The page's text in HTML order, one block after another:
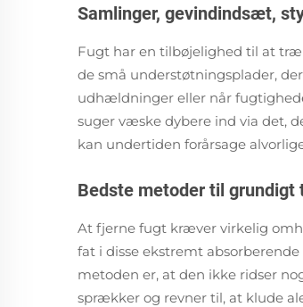
Samlinger, gevindindsæt,
Fugt har en tilbøjelighed til at
de små understøtningsplader,
udhældninger eller når
suger væske dybere ind via det,
kan undertiden forårsage
Bedste metoder til
At fjerne fugt kræver virkelig
fat i disse ekstremt
metoden er, at den ikke ridser
sprækker og revner til, at klude